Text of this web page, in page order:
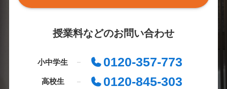
授業料などのお問い合わせ
小中学生 0120-357-773
高校生 0120-845-303